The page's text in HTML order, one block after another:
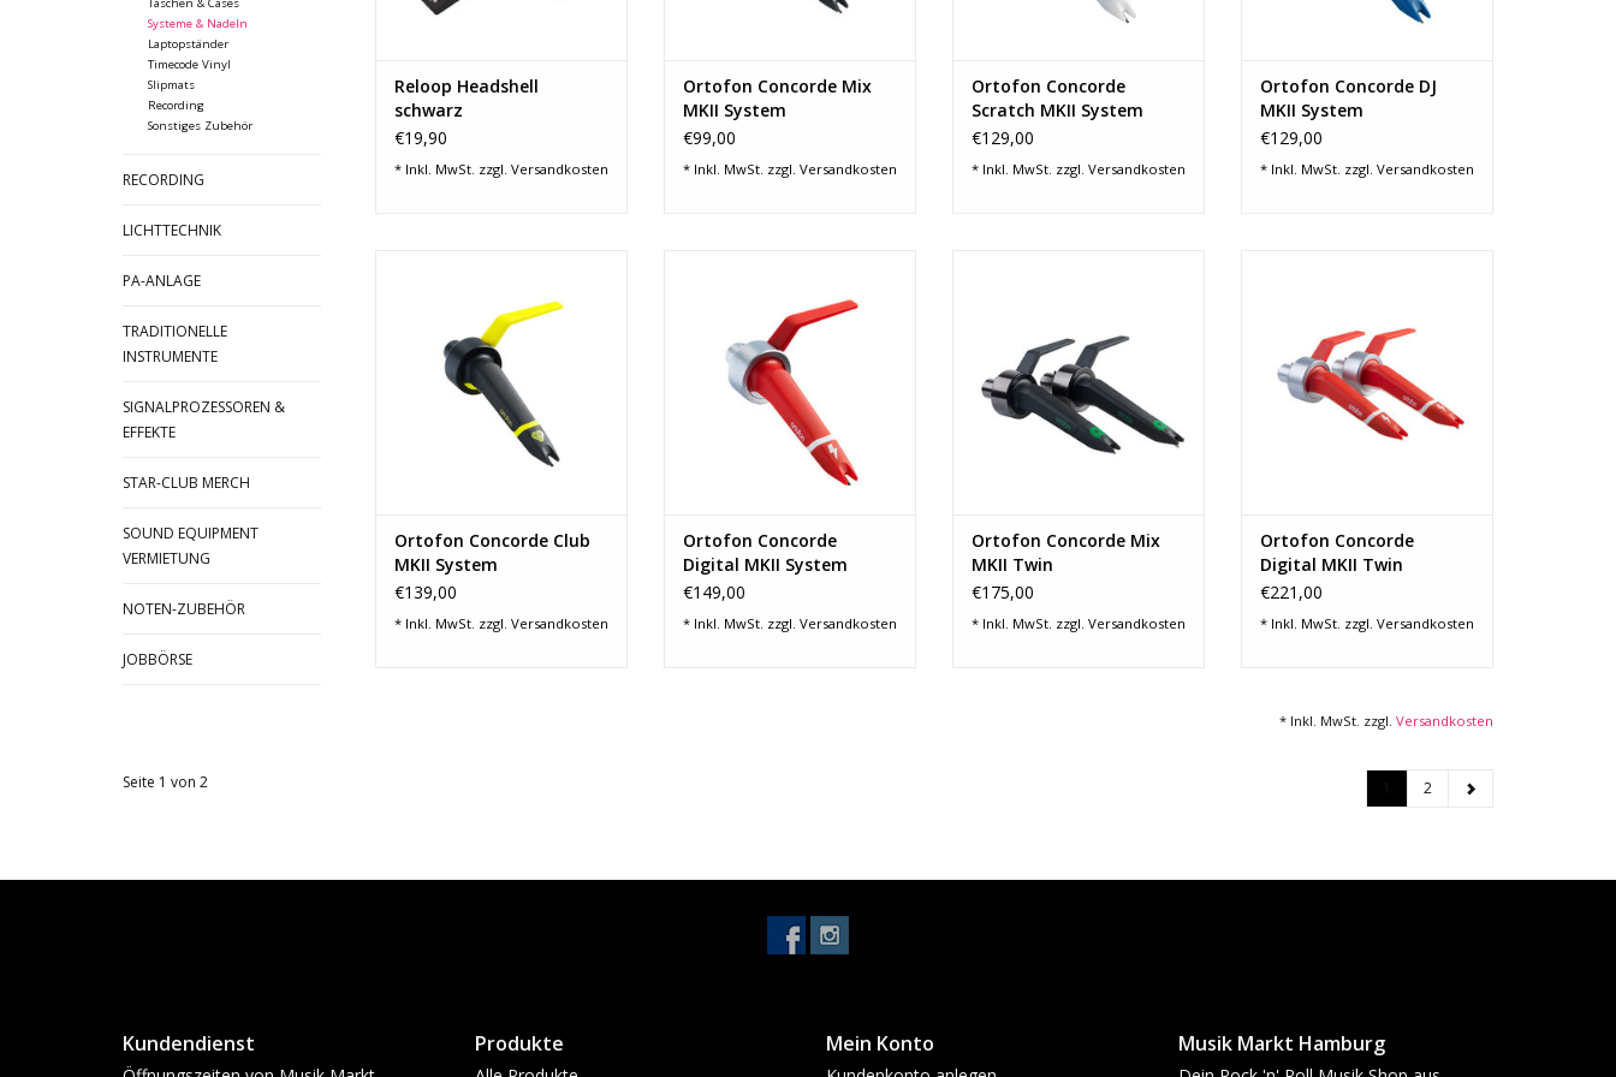
Systeme & Nadeln
Laptopständer
Timecode Vinyl
Slipmats
Recording
Sonstiges Zubehör
RECORDING
LICHTTECHNIK
PA-ANLAGE
TRADITIONELLE
INSTRUMENTE
SIGNALPROZESSOREN &
EFFEKTE
STAR-CLUB MERCH
SOUND EQUIPMENT
VERMIETUNG
NOTEN-ZUBEHÖR
JOBBÖRSE
Reloop Headshell
schwarz
€19,90
* Inkl. MwSt. zzgl. Versandkosten
Ortofon Concorde Mix
MKII System
€99,00
* Inkl. MwSt. zzgl. Versandkosten
ZUM WARENKORB HINZUFÜGEN
Ortofon Concorde
Scratch MKII System
€129,00
* Inkl. MwSt. zzgl. Versandkosten
ohne Ersatznadel
Ortofon Concorde DJ
MKII System
€129,00
* Inkl. MwSt. zzgl. Versandkosten
Auflagekraft: 3 g
Frequenzbereich: 20 - 20.000 Hz
Ausgangsspannung: 8 mV
hohe Ausgangslautstärke für
laute Wiedergabe bei geringer
Vorverstärkung
Rückkopplungssicherheit in
ZUM WARENKORB HINZUFÜGEN
Ortofon Concorde Club
MKII System
€139,00
* Inkl. MwSt. zzgl. Versandkosten
Timecode Vinyls
Auflagekraft: 4 g
hohe Ausgangsspannung: 10 mV
Frequenzbereich: 20 - 18.000 Hz
hohe Klangqualität, auch für
herkömmliche Vinyls
Reduzierung von Störsignalen auf
Timecode Vinyls
ZUM WARENKORB HINZUFÜGEN
Ortofon Concorde
Digital MKII System
€149,00
* Inkl. MwSt. zzgl. Versandkosten
Frequenzbereich: 20 - 20.000 Hz
geeignet für Scratching und
Backcueing
lange Haltbarkeit
hohe Ausgangslautstärke
Spurtreue
ZUM WARENKORB HINZUFÜGEN
Ortofon Concorde Mix
MKII Twin
€175,00
* Inkl. MwSt. zzgl. Versandkosten
Auflagekraft: 4 g
hohe Ausgangsspannung: 10 mV
Frequenzbereich: 20 - 18.000 Hz
hohe Klangqualität, auch für
herkömmliche Vinyls
Ortofon Concorde
Digital MKII Twin
€221,00
* Inkl. MwSt. zzgl. Versandkosten
* Inkl. MwSt. zzgl. Versandkosten
Seite 1 von 2 2
Kundendienst Produkte Mein Konto Musik Markt Hamburg